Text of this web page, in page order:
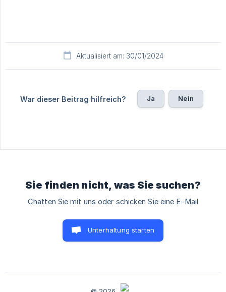
Aktualisiert am: 30/01/2024
War dieser Beitrag hilfreich? Ja Nein
Sie finden nicht, was Sie suchen?
Chatten Sie mit uns oder schicken Sie eine E-Mail
Unterhaltung starten